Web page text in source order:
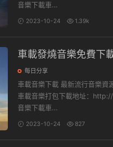
音樂下載車...
2023-10-24 1.39k
車載發燒音樂免費下
每日分享
車載音樂下載 最新流行音樂資源包，收錄萬首經典流行歌曲，一鍵保存下載，非常方便。
車載音樂打包下載地址：http://
音樂下載車...
2023-10-24 827